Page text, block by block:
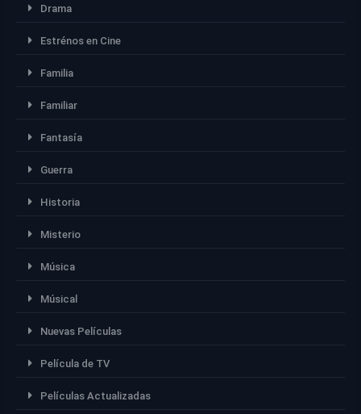
Drama
Estrénos en Cine
Familia
Familiar
Fantasía
Guerra
Historia
Misterio
Música
Músical
Nuevas Películas
Película de TV
Películas Actualizadas